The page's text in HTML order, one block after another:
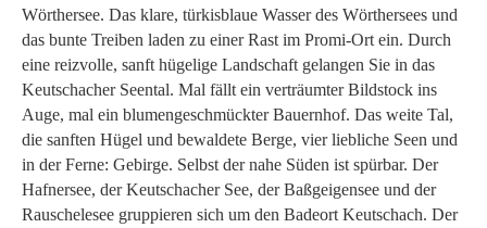
Wörthersee. Das klare, türkisblaue Wasser des Wörthersees und
das bunte Treiben laden zu einer Rast im Promi-Ort ein. Durch
eine reizvolle, sanft hügelige Landschaft gelangen Sie in das
Keutschacher Seental. Mal fällt ein verträumter Bildstock ins
Auge, mal ein blumengeschmückter Bauernhof. Das weite Tal,
die sanften Hügel und bewaldete Berge, vier liebliche Seen und
in der Ferne: Gebirge. Selbst der nahe Süden ist spürbar. Der
Hafnersee, der Keutschacher See, der Baßgeigensee und der
Rauschelesee gruppieren sich um den Badeort Keutschach. Der